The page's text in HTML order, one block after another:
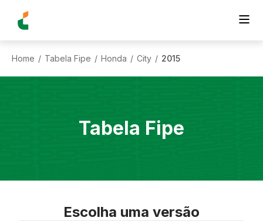
Home / Tabela Fipe / Honda / City / 2015
Tabela Fipe
Escolha uma versão